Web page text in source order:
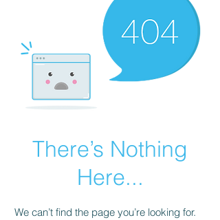
There’s Nothing
Here...
We can’t find the page you’re looking for.